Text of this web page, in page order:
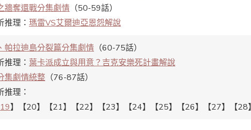
牆奪還戰分集劇情（50-59話）
理： 瑪雷VS艾爾迪亞恩怨解說
帕拉迪島分裂篇分集劇情（60-75話）
理： 葉卡派成立與用意？吉克安樂死計畫解說
集劇情統整（76-87話）
理：
19】【20】【21】【22】【23】【24】【25】【26】【27】【28】